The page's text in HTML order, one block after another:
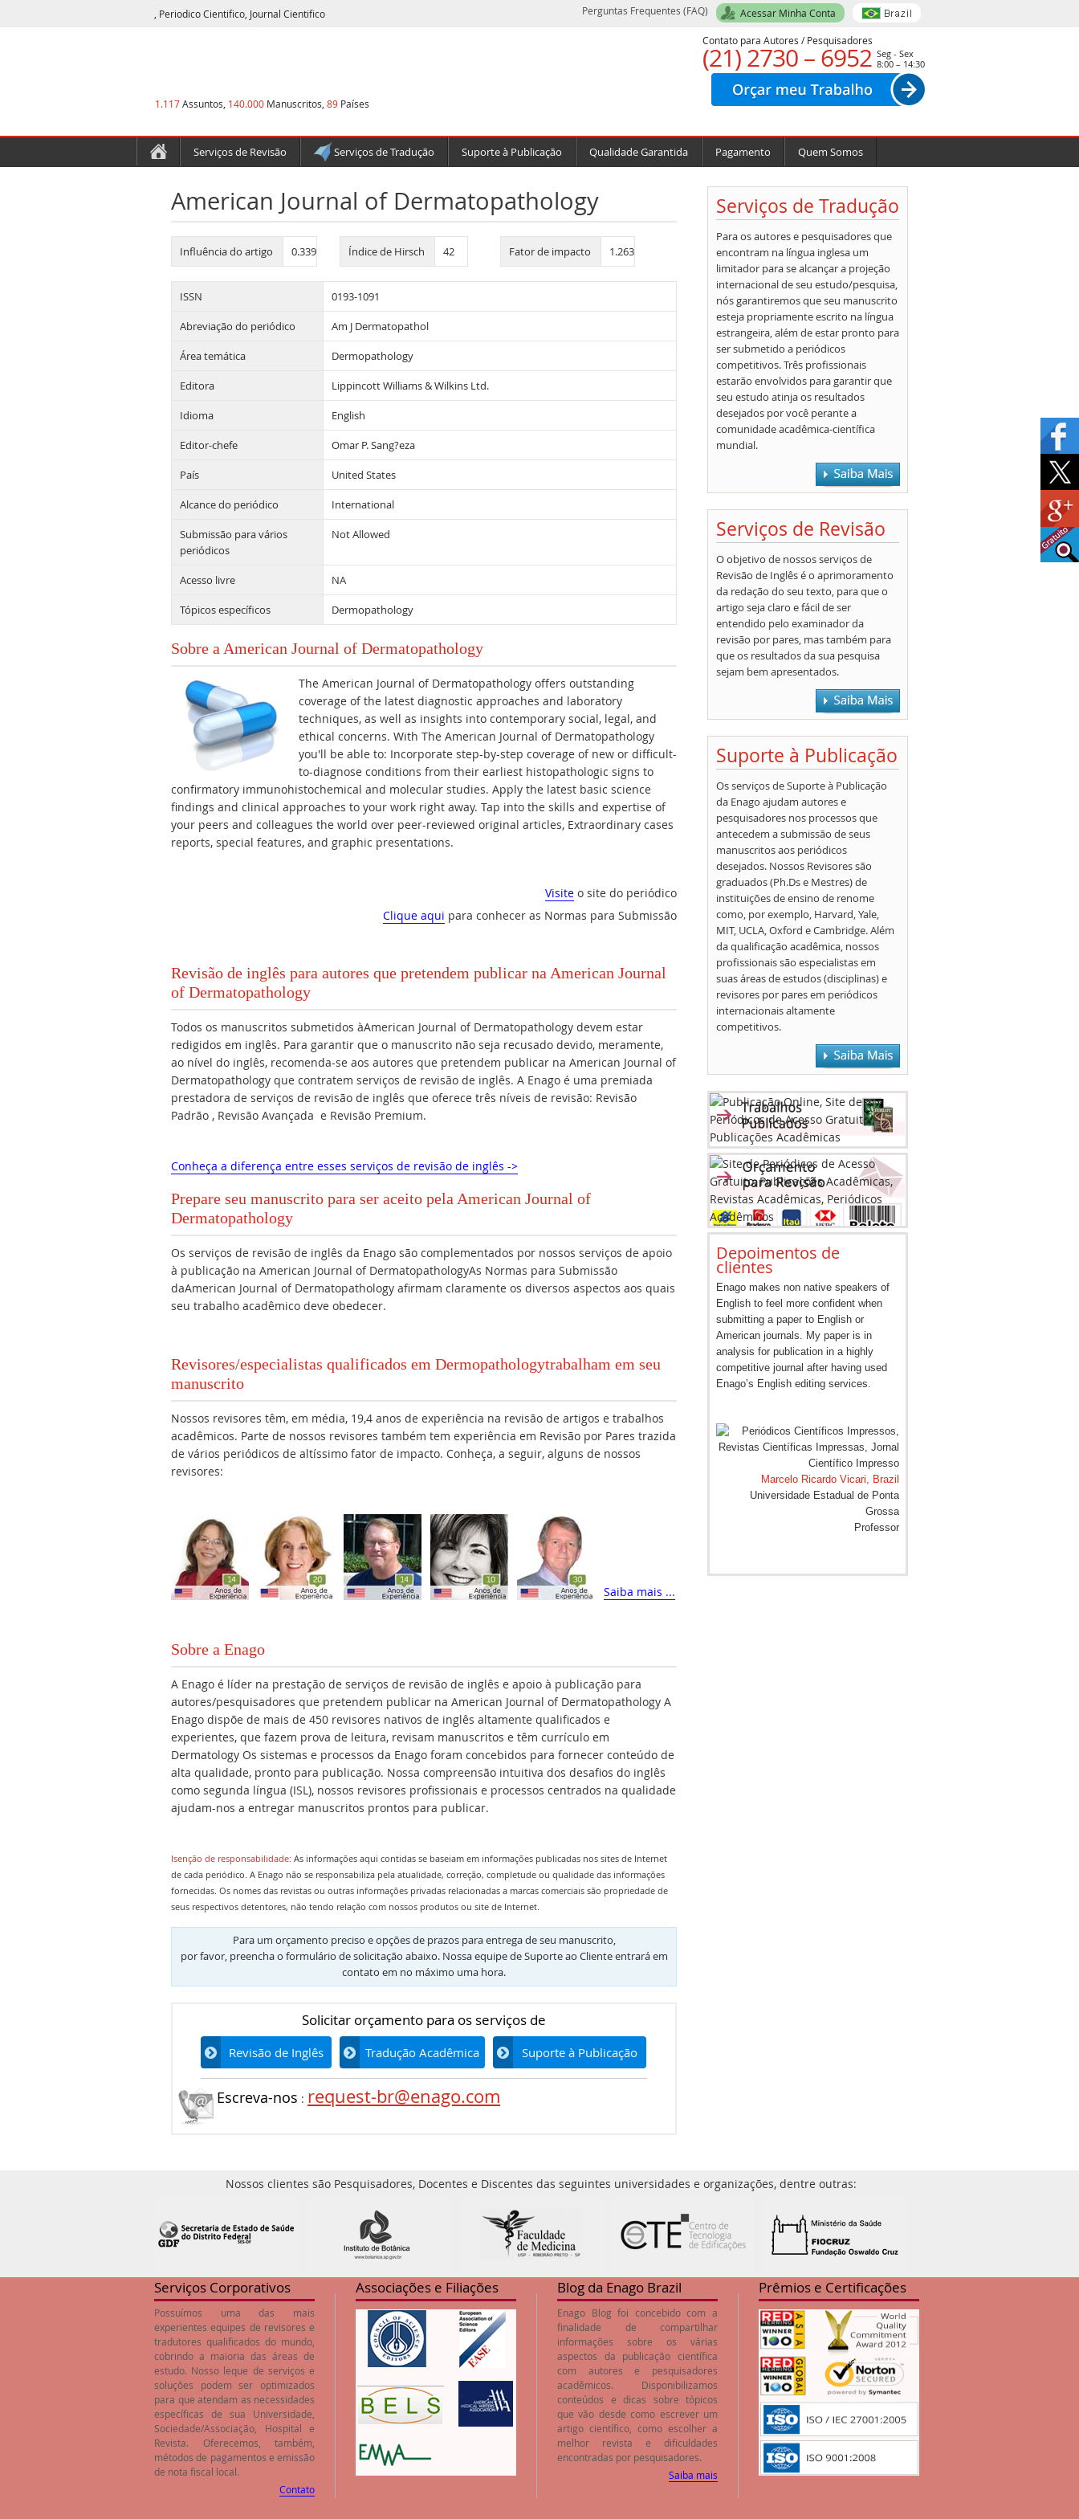
, Periodico Cientifico, Journal Cientifico Perguntas Frequentes (FAQ) Acessar Minha Conta
1.117Assuntos, 140.000 Manuscritos, 89 Países
Contato para Autores / Pesquisadores
(21) 2730 – 6952 Seg - Sex
8:00 – 14:30
Serviços de Revisão Serviços de Tradução Suporte à Publicação Qualidade Garantida Pagamento Quem Somos
American Journal of Dermatopathology
Influência do artigo 0.339 Índice de Hirsch 42 Fator de impacto 1.263
ISSN 0193-1091
Abreviação do periódico Am J Dermatopathol
Área temática Dermopathology
Editora Lippincott Williams & Wilkins Ltd.
Idioma English
Editor-chefe Omar P. Sang?eza
País United States
Alcance do periódico International
Submissão para vários
periódicos
Not Allowed
Acesso livre NA
Tópicos específicos Dermopathology
Sobre a American Journal of Dermatopathology
The American Journal of Dermatopathology offers outstanding
coverage of the latest diagnostic approaches and laboratory
techniques, as well as insights into contemporary social, legal, and
ethical concerns. With The American Journal of Dermatopathology
you'll be able to: Incorporate step-by-step coverage of new or difficult-
to-diagnose conditions from their earliest histopathologic signs to
confirmatory immunohistochemical and molecular studies. Apply the latest basic science
findings and clinical approaches to your work right away. Tap into the skills and expertise of
your peers and colleagues the world over peer-reviewed original articles, Extraordinary cases
reports, special features, and graphic presentations.
Visite o site do periódico
Clique aqui para conhecer as Normas para Submissão
Revisão de inglês para autores que pretendem publicar na American Journal
of Dermatopathology
Todos os manuscritos submetidos àAmerican Journal of Dermatopathology devem estar
redigidos em inglês. Para garantir que o manuscrito não seja recusado devido, meramente,
ao nível do inglês, recomenda-se aos autores que pretendem publicar na American Journal of
Dermatopathology que contratem serviços de revisão de inglês. A Enago é uma premiada
prestadora de serviços de revisão de inglês que oferece três níveis de revisão: Revisão
Padrão , Revisão Avançada e Revisão Premium.
Conheça a diferença entre esses serviços de revisão de inglês ->
Prepare seu manuscrito para ser aceito pela American Journal of
Dermatopathology
Os serviços de revisão de inglês da Enago são complementados por nossos serviços de apoio
à publicação na American Journal of DermatopathologyAs Normas para Submissão
daAmerican Journal of Dermatopathology afirmam claramente os diversos aspectos aos quais
seu trabalho acadêmico deve obedecer.
Revisores/especialistas qualificados em Dermopathologytrabalham em seu
manuscrito
Nossos revisores têm, em média, 19,4 anos de experiência na revisão de artigos e trabalhos
acadêmicos. Parte de nossos revisores também tem experiência em Revisão por Pares trazida
de vários periódicos de altíssimo fator de impacto. Conheça, a seguir, alguns de nossos
revisores:
Saiba mais ...
Sobre a Enago
A Enago é líder na prestação de serviços de revisão de inglês e apoio à publicação para
autores/pesquisadores que pretendem publicar na American Journal of Dermatopathology A
Enago dispõe de mais de 450 revisores nativos de inglês altamente qualificados e
experientes, que fazem prova de leitura, revisam manuscritos e têm currículo em
Dermatology Os sistemas e processos da Enago foram concebidos para fornecer conteúdo de
alta qualidade, pronto para publicação. Nossa compreensão intuitiva dos desafios do inglês
como segunda língua (ISL), nossos revisores profissionais e processos centrados na qualidade
ajudam-nos a entregar manuscritos prontos para publicar.
Isenção de responsabilidade: As informações aqui contidas se baseiam em informações publicadas nos sites de Internet
de cada periódico. A Enago não se responsabiliza pela atualidade, correção, completude ou qualidade das informações
fornecidas. Os nomes das revistas ou outras informações privadas relacionadas a marcas comerciais são propriedade de
seus respectivos detentores, não tendo relação com nossos produtos ou site de Internet.
Para um orçamento preciso e opções de prazos para entrega de seu manuscrito,
por favor, preencha o formulário de solicitação abaixo. Nossa equipe de Suporte ao Cliente entrará em
contato em no máximo uma hora.
Solicitar orçamento para os serviços de
Revisão de Inglês Tradução Acadêmica Suporte à Publicação
Escreva-nos : request-br@enago.com
Serviços de Tradução
Para os autores e pesquisadores que
encontram na língua inglesa um
limitador para se alcançar a projeção
internacional de seu estudo/pesquisa,
nós garantiremos que seu manuscrito
esteja propriamente escrito na língua
estrangeira, além de estar pronto para
ser submetido a periódicos
competitivos. Três profissionais
estarão envolvidos para garantir que
seu estudo atinja os resultados
desejados por você perante a
comunidade acadêmica-científica
mundial.
Serviços de Revisão
O objetivo de nossos serviços de
Revisão de Inglês é o aprimoramento
da redação do seu texto, para que o
artigo seja claro e fácil de ser
entendido pelo examinador da
revisão por pares, mas também para
que os resultados da sua pesquisa
sejam bem apresentados.
Suporte à Publicação
Os serviços de Suporte à Publicação
da Enago ajudam autores e
pesquisadores nos processos que
antecedem a submissão de seus
manuscritos aos periódicos
desejados. Nossos Revisores são
graduados (Ph.Ds e Mestres) de
instituições de ensino de renome
como, por exemplo, Harvard, Yale,
MIT, UCLA, Oxford e Cambridge. Além
da qualificação acadêmica, nossos
profissionais são especialistas em
suas áreas de estudos (disciplinas) e
revisores por pares em periódicos
internacionais altamente
competitivos.
Depoimentos de
clientes
Enago makes non native speakers of
English to feel more confident when
submitting a paper to English or
American journals. My paper is in
analysis for publication in a highly
competitive journal after having used
Enago’s English editing services.
Marcelo Ricardo Vicari, Brazil
Universidade Estadual de Ponta
Grossa
Professor
Nossos clientes são Pesquisadores, Docentes e Discentes das seguintes universidades e organizações, dentre outras:
Serviços Corporativos
Possuímos uma das mais
experientes equipes de revisores e
tradutores qualificados do mundo,
cobrindo a maioria das áreas de
estudo. Nosso leque de serviços e
soluções podem ser optimizados
para que atendam as necessidades
específicas de sua Universidade,
Sociedade/Associação, Hospital e
Revista. Oferecemos, também,
métodos de pagamentos e emissão
de nota fiscal local.
Contato
Associações e Filiações Blog da Enago Brazil
Enago Blog foi concebido com a
finalidade de compartilhar
informações sobre os várias
aspectos da publicação científica
com autores e pesquisadores
acadêmicos. Disponibilizamos
conteúdos e dicas sobre tópicos
que vão desde como escrever um
artigo científico, como escolher a
melhor revista e dificuldades
encontradas por pesquisadores.
Saiba mais
Prêmios e Certificações